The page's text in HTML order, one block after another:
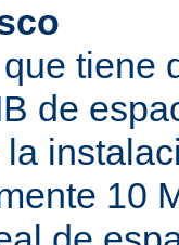
tiene
de
10